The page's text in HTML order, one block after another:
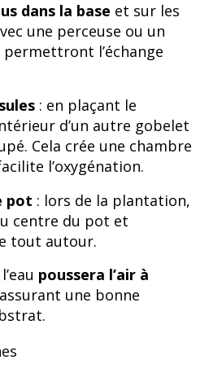
dans la base et sur les
une perceuse ou un
l’échange
: en plaçant le
d’un autre gobelet
Cela crée une chambre
l’oxygénation.
pot : lors de la plantation,
centre du pot et
tout autour.
poussera l’air à
une bonne